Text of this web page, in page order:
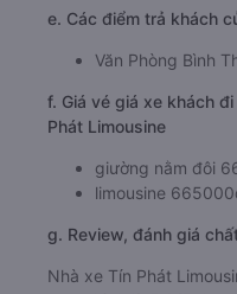
e. Các điểm trả khách
Văn Phòng Bình
f. Giá vé giá xe khách
Phát Limousine
giường nằm đôi
limousine
g. Review, đánh giá
Nhà xe Tín Phát